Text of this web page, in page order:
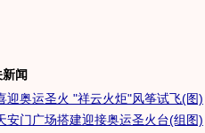
闻
迎奥运圣火 "祥云火炬"风筝试飞(图)
安门广场搭建迎接奥运圣火台(组图)